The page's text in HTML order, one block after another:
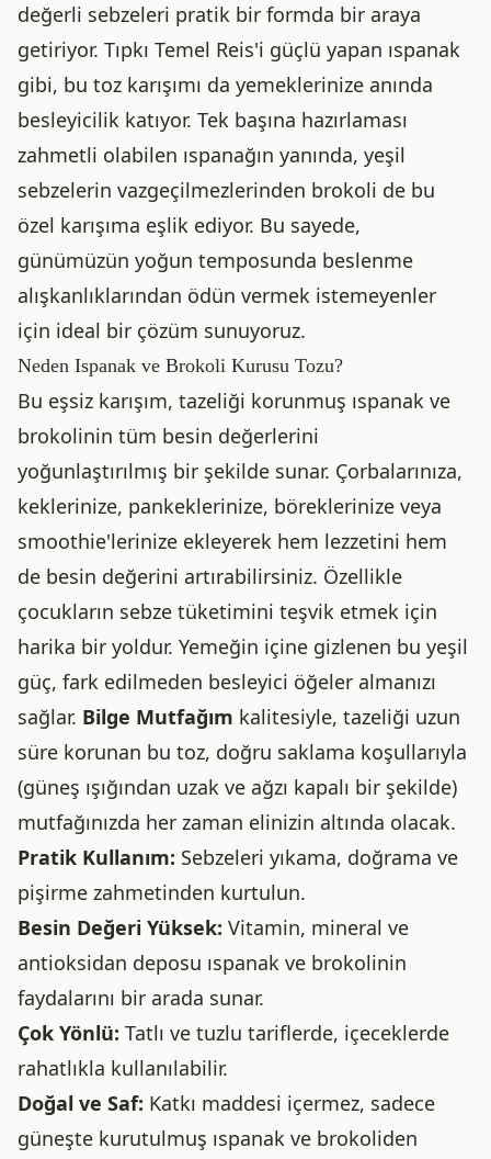
değerli sebzeleri pratik bir formda bir araya
getiriyor. Tıpkı Temel Reis'i güçlü yapan ıspanak
gibi, bu toz karışımı da yemeklerinize anında
besleyicilik katıyor. Tek başına hazırlaması
zahmetli olabilen ıspanağın yanında, yeşil
sebzelerin vazgeçilmezlerinden brokoli de bu
özel karışıma eşlik ediyor. Bu sayede,
günümüzün yoğun temposunda beslenme
alışkanlıklarından ödün vermek istemeyenler
için ideal bir çözüm sunuyoruz.
Neden Ispanak ve Brokoli Kurusu Tozu?
Bu eşsiz karışım, tazeliği korunmuş ıspanak ve
brokolinin tüm besin değerlerini
yoğunlaştırılmış bir şekilde sunar. Çorbalarınıza,
keklerinize, pankeklerinize, böreklerinize veya
smoothie'lerinize ekleyerek hem lezzetini hem
de besin değerini artırabilirsiniz. Özellikle
çocukların sebze tüketimini teşvik etmek için
harika bir yoldur. Yemeğin içine gizlenen bu yeşil
güç, fark edilmeden besleyici öğeler almanızı
sağlar. Bilge Mutfağım kalitesiyle, tazeliği uzun
süre korunan bu toz, doğru saklama koşullarıyla
(güneş ışığından uzak ve ağzı kapalı bir şekilde)
mutfağınızda her zaman elinizin altında olacak.
Pratik Kullanım: Sebzeleri yıkama, doğrama ve
pişirme zahmetinden kurtulun.
Besin Değeri Yüksek: Vitamin, mineral ve
antioksidan deposu ıspanak ve brokolinin
faydalarını bir arada sunar.
Çok Yönlü: Tatlı ve tuzlu tariflerde, içeceklerde
rahatlıkla kullanılabilir.
Doğal ve Saf: Katkı maddesi içermez, sadece
güneşte kurutulmuş ıspanak ve brokoliden